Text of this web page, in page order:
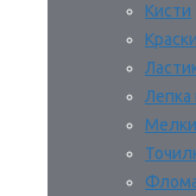
Кисти
Лепка